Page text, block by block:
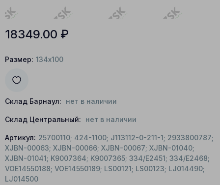
18349.00 ₽
Размер: 134x100
Склад Барнаул: нет в наличии
Склад Центральный: нет в наличии
Артикул: 25700110; 424-1100; J113112-0-211-1; 2933800787;
XJBN-00063; XJBN-00066; XJBN-00067; XJBN-01040;
XJBN-01041; K9007364; K9007365; 334/E2451; 334/E2468;
VOE14550188; VOE14550189; LS00121; LS00123; LJ014490;
LJ014500